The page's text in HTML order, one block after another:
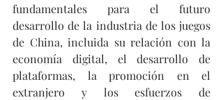
fundamentales para el futuro
desarrollo de la industria de los juegos
de China, incluida su relación con la
economía digital, el desarrollo de
plataformas, la promoción en el
extranjero y los esfuerzos de